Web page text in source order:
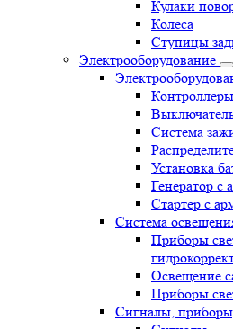
Кулаки
Колеса
Ступицы
Электрооборудование
Контроллеры
Система
Установка
Генератор с
Стартер с
Система
Приборы
Освещение
Приборы
Сигналы,